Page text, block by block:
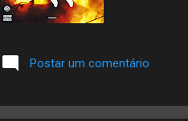
Postar um comentário